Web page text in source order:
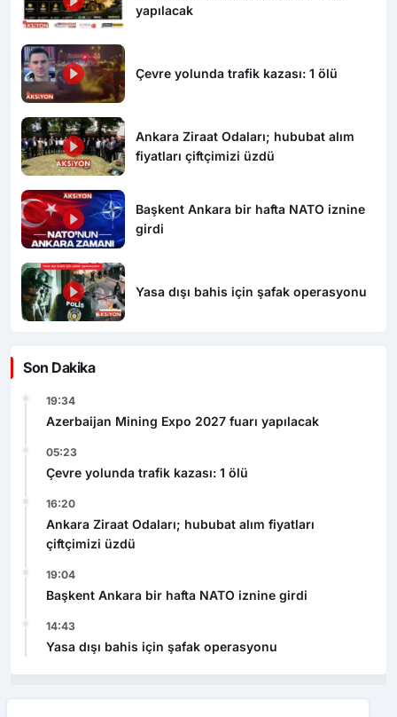
yapılacak
Çevre yolunda trafik kazası: 1 ölü
Ankara Ziraat Odaları; hububat alım
fiyatları çiftçimizi üzdü
Başkent Ankara bir hafta NATO iznine
girdi
Yasa dışı bahis için şafak operasyonu
Son Dakika
19:34
Azerbaijan Mining Expo 2027 fuarı yapılacak
05:23
Çevre yolunda trafik kazası: 1 ölü
16:20
Ankara Ziraat Odaları; hububat alım fiyatları
çiftçimizi üzdü
19:04
Başkent Ankara bir hafta NATO iznine girdi
14:43
Yasa dışı bahis için şafak operasyonu